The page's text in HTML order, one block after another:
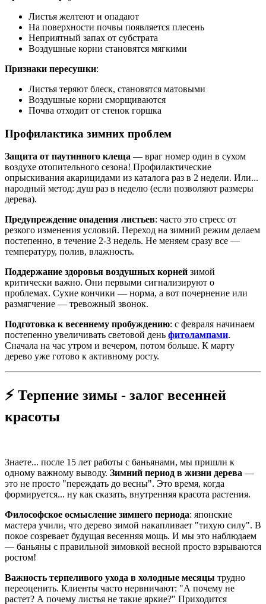
Листья желтеют и опадают
На поверхности почвы появляется плесень
Неприятный запах от субстрата
Воздушные корни становятся мягкими
Признаки пересушки:
Листья теряют блеск, становятся матовыми
Воздушные корни сморщиваются
Почва отходит от стенок горшка
Профилактика зимних проблем
Защита от паутинного клеща — враг номер один в сухом
воздухе отопительного сезона! Профилактические
опрыскивания акарицидами из каталога раз в 2 недели. Или...
народный метод: душ раз в неделю (если позволяют размеры
дерева).
Предупреждение опадения листьев: часто это стресс от
резкого изменения условий. Переход на зимний режим делаем
постепенно, в течение 2-3 недель. Не меняем сразу все —
температуру, полив, влажность.
Поддержание здоровья воздушных корней зимой
критически важно. Они первыми сигнализируют о
проблемах. Сухие кончики — норма, а вот почернение или
размягчение — тревожный звонок.
Подготовка к весеннему пробуждению: с февраля начинаем
постепенно увеличивать световой день фитолампами.
Сначала на час утром и вечером, потом больше. К марту
дерево уже готово к активному росту.
⚡ Терпение зимы - залог весенней
красоты
Знаете... после 15 лет работы с баньянами, мы пришли к
одному важному выводу. Зимний период в жизни дерева —
это не просто "переждать до весны". Это время, когда
формируется... ну как сказать, внутренняя красота растения.
Философское осмысление зимнего периода: японские
мастера учили, что дерево зимой накапливает "тихую силу". В
покое созревает будущая весенняя мощь. И мы это наблюдаем
— баньяны с правильной зимовкой весной просто взрываются
ростом!
Важность терпеливого ухода в холодные месяцы трудно
переоценить. Клиенты часто нервничают: "А почему не
растет? А почему листья не такие яркие?" Приходится